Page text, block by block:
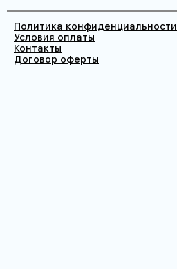
Политика конфиденциальности
Условия оплаты
Контакты
Договор оферты